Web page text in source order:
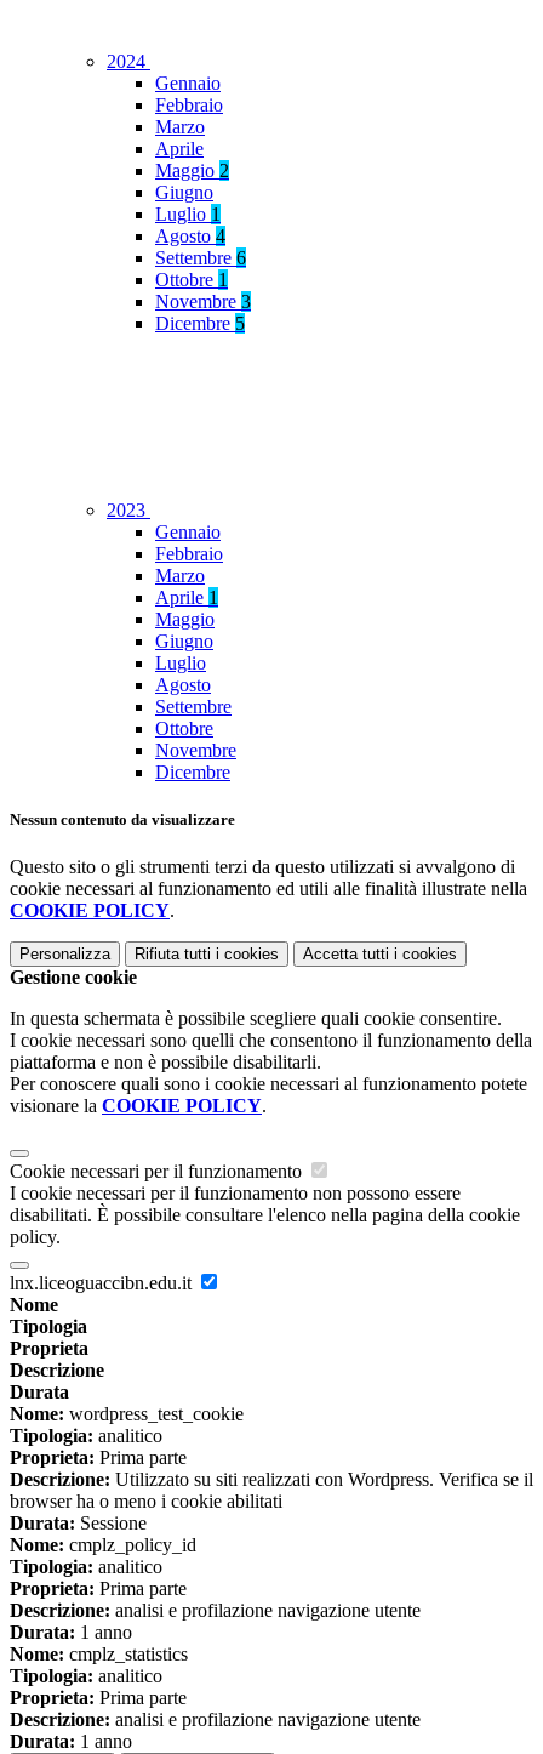
2024
Gennaio
Febbraio
Marzo
Aprile
Maggio 2
Giugno
Luglio 1
Agosto 4
Settembre 6
Ottobre 1
Novembre 3
Dicembre 5
2023
Gennaio
Febbraio
Marzo
Aprile 1
Maggio
Giugno
Luglio
Agosto
Settembre
Ottobre
Novembre
Dicembre
Nessun contenuto da visualizzare
Questo sito o gli strumenti terzi da questo utilizzati si avvalgono di
cookie necessari al funzionamento ed utili alle finalità illustrate nella
COOKIE POLICY.
Personalizza Rifiuta tutti i cookies Accetta tutti i cookies
Gestione cookie
In questa schermata è possibile scegliere quali cookie consentire.
I cookie necessari sono quelli che consentono il funzionamento della
piattaforma e non è possibile disabilitarli.
Per conoscere quali sono i cookie necessari al funzionamento potete
visionare la COOKIE POLICY.
Cookie necessari per il funzionamento
I cookie necessari per il funzionamento non possono essere
disabilitati. È possibile consultare l'elenco nella pagina della cookie
policy.
lnx.liceoguaccibn.edu.it
Nome
Tipologia
Proprieta
Descrizione
Durata
Nome: wordpress_test_cookie
Tipologia: analitico
Proprieta: Prima parte
Descrizione: Utilizzato su siti realizzati con Wordpress. Verifica se il
browser ha o meno i cookie abilitati
Durata: Sessione
Nome: cmplz_policy_id
Tipologia: analitico
Proprieta: Prima parte
Descrizione: analisi e profilazione navigazione utente
Durata: 1 anno
Nome: cmplz_statistics
Tipologia: analitico
Proprieta: Prima parte
Descrizione: analisi e profilazione navigazione utente
Durata: 1 anno